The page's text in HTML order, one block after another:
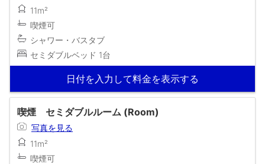
11m²
喫煙可
シャワー・バスタブ
セミダブルベッド 1台
日付を入力して料金を表示する
喫煙 セミダブルルーム (Room)
写真を見る
11m²
喫煙可